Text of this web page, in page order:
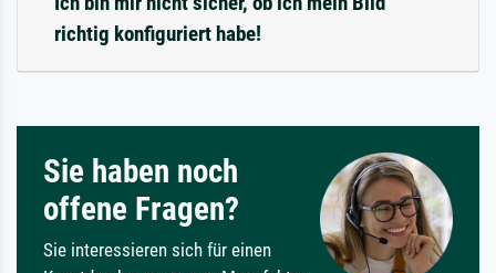
richtig konfiguriert habe!
Sie haben noch
offene Fragen?
Sie interessieren sich für einen